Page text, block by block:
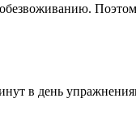
в день